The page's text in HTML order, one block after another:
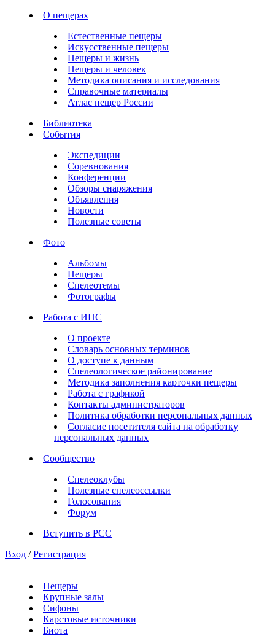
О пещерах
Естественные пещеры
Искусственные пещеры
Пещеры и жизнь
Пещеры и человек
Методика описания и исследования
Справочные материалы
Атлас пещер России
Библиотека
События
Экспедиции
Соревнования
Конференции
Обзоры снаряжения
Объявления
Новости
Полезные советы
Фото
Альбомы
Пещеры
Спелеотемы
Фотографы
Работа с ИПС
О проекте
Словарь основных терминов
О доступе к данным
Спелеологическое районирование
Методика заполнения карточки пещеры
Работа с графикой
Контакты администраторов
Политика обработки персональных данных
Согласие посетителя сайта на обработку
персональных данных
Сообщество
Спелеоклубы
Полезные спелеоссылки
Голосования
Форум
Вступить в РСС
Вход / Регистрация
Пещеры
Крупные залы
Сифоны
Карстовые источники
Биота